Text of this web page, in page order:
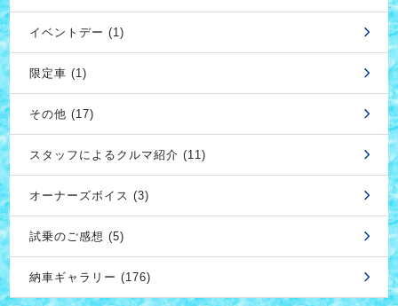
イベントデー (1)
限定車 (1)
その他 (17)
スタッフによるクルマ紹介 (11)
オーナーズボイス (3)
試乗のご感想 (5)
納車ギャラリー (176)